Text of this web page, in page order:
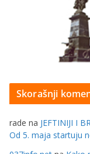
Skorašnji
rade na JEFTINIJI I
Od 5. maja startuju